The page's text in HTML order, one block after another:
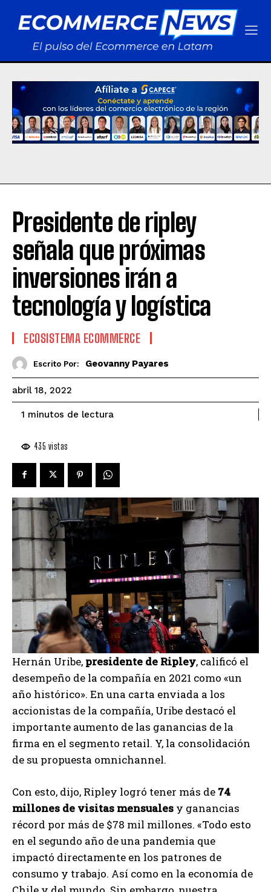
Presidente de ripley
señala que próximas
inversiones irán a
tecnología y logística
ECOSISTEMA ECOMMERCE
Escrito Por: Geovanny Payares
abril 18, 2022
1 minutos de lectura
435 vistas
Hernán Uribe, presidente de Ripley, calificó el
desempeño de la compañía en 2021 como «un
año histórico». En una carta enviada a los
accionistas de la compañía, Uribe destacó el
importante aumento de las ganancias de la
firma en el segmento retail. Y, la consolidación
de su propuesta omnichannel.
Con esto, dijo, Ripley logró tener más de 74
millones de visitas mensuales y ganancias
récord por más de $78 mil millones. «Todo esto
en el segundo año de una pandemia que
impactó directamente en los patrones de
consumo y trabajo. Así como en la economía de